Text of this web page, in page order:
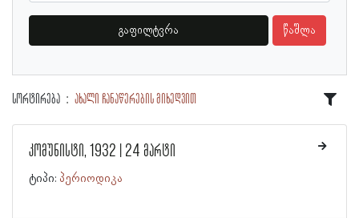
გაფილტვრა წაშლა
სორტირება ახალი ჩანაწერების მიხედვით
კომუნისტი, 1932 | 24 მარტი
ტიპი: პერიოდიკა